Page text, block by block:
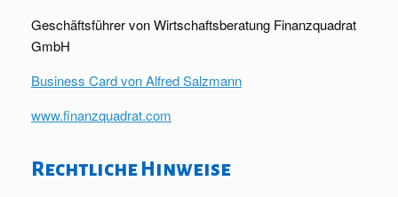
Geschäftsführer von Wirtschaftsberatung Finanzquadrat
GmbH
Business Card von Alfred Salzmann
www.finanzquadrat.com
Rechtliche Hinweise